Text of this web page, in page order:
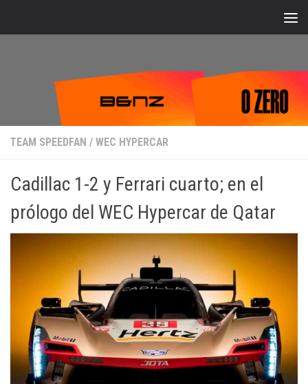
TEAM SPEEDFAN / WEC HYPERCAR
Cadillac 1-2 y Ferrari cuarto; en el
prólogo del WEC Hypercar de Qatar